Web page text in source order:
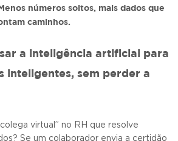
números soltos, mais dados que
caminhos.
a inteligência artificial para
inteligentes, sem perder a
virtual” no RH que resolve
Se um colaborador envia a certidão